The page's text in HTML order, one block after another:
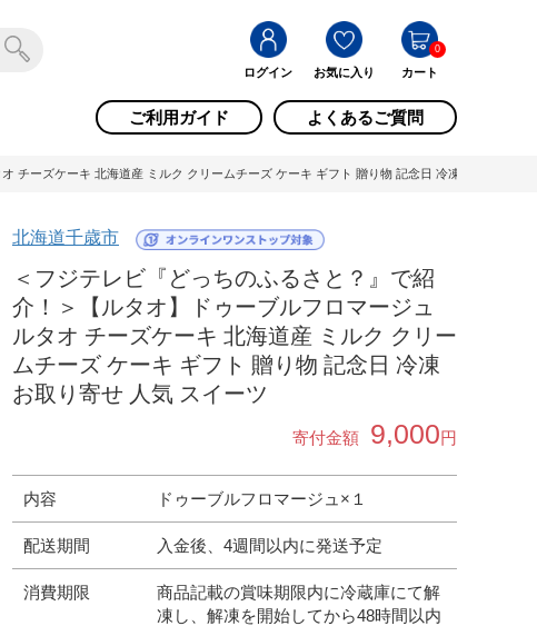
ログイン お気に入り カート
0
ご利用ガイド よくあるご質問
チーズケーキ 北海道産 ミルク クリームチーズ ケーキ ギフト 贈り物 記念日 冷凍 お取り寄せ
北海道千歳市
＜フジテレビ『どっちのふるさと？』で紹
介！＞【ルタオ】ドゥーブルフロマージュ
ルタオ チーズケーキ 北海道産 ミルク クリー
ムチーズ ケーキ ギフト 贈り物 記念日 冷凍
お取り寄せ 人気 スイーツ
寄付金額 9,000円
内容 ドゥーブルフロマージュ×１
配送期間 入金後、4週間以内に発送予定
消費期限
商品記載の賞味期限内に冷蔵庫にて解
凍し、解凍を開始してから48時間以内